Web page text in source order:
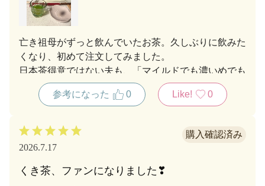
亡き祖母がずっと飲んでいたお茶。久しぶりに飲みた
くなり、初めて注文してみました。
日本茶得意ではない夫も、「マイルドでも濃いめでも
どっちも美味しい！」と絶賛していました。祖母の遺
影にもお茶をお供えし、きっと喜んでいると思いま
参考になった 0 Like! 0
2026.7.17
くき茶、ファンになりました❣